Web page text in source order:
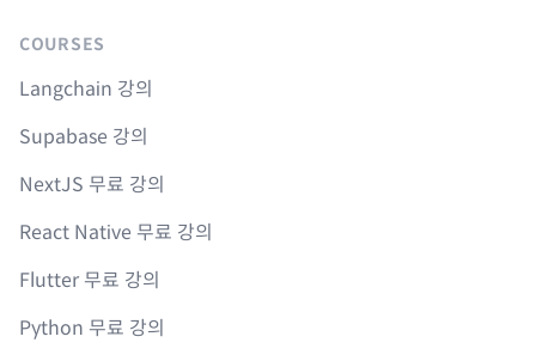
COURSES
Langchain 강의
Supabase 강의
NextJS 무료 강의
React Native 무료 강의
Flutter 무료 강의
Python 무료 강의